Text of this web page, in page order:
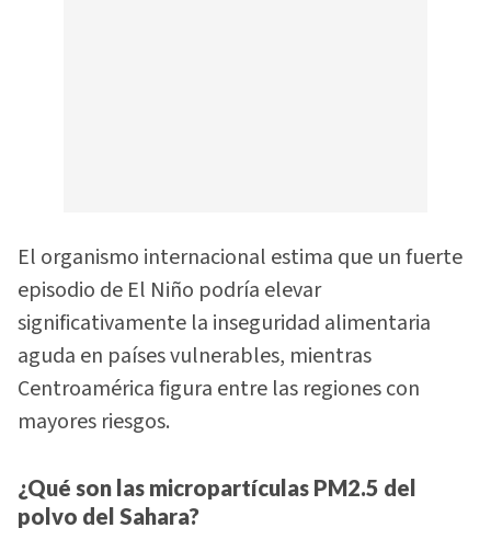
El organismo internacional estima que un fuerte
episodio de El Niño podría elevar
significativamente la inseguridad alimentaria
aguda en países vulnerables, mientras
Centroamérica figura entre las regiones con
mayores riesgos.
¿Qué son las micropartículas PM2.5 del
polvo del Sahara?